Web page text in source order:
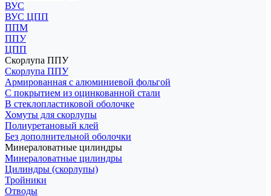
ВУС
ВУС ЦПП
ППМ
ППУ
ЦПП
Скорлупа ППУ
Скорлупа ППУ
Армированная с алюминиевой фольгой
С покрытием из оцинкованной стали
В стеклопластиковой оболочке
Хомуты для скорлупы
Полиуретановый клей
Без дополнительной оболочки
Минераловатные цилиндры
Минераловатные цилиндры
Цилиндры (скорлупы)
Тройники
Отводы